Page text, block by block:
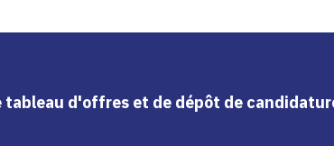
d'offres et de dépôt de